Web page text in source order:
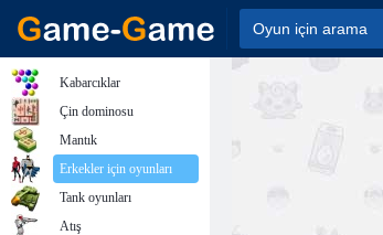
Kabarcıklar
Çin dominosu
Mantık
Erkekler için oyunları
Tank oyunları
Atış